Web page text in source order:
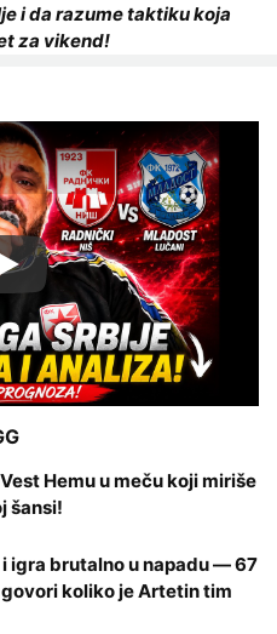
i da razume taktiku koja
za vikend!
Запустить видео
Hemu u meču koji miriše
šansi!
igra brutalno u napadu — 67
koliko je Artetin tim